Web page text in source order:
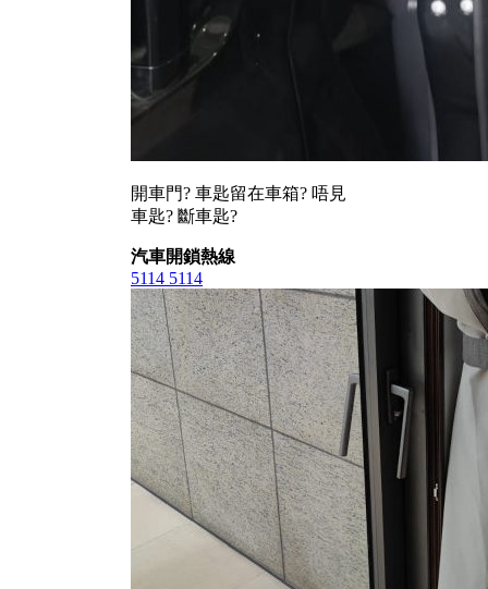
開車門? 車匙留在車箱? 唔見
車匙? 斷車匙?
汽車開鎖熱線
5114 5114